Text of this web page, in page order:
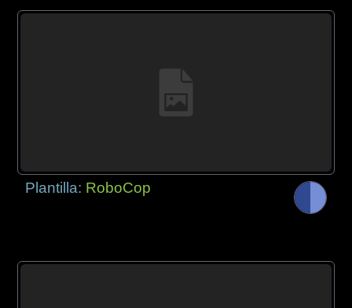
Plantilla: RoboCop